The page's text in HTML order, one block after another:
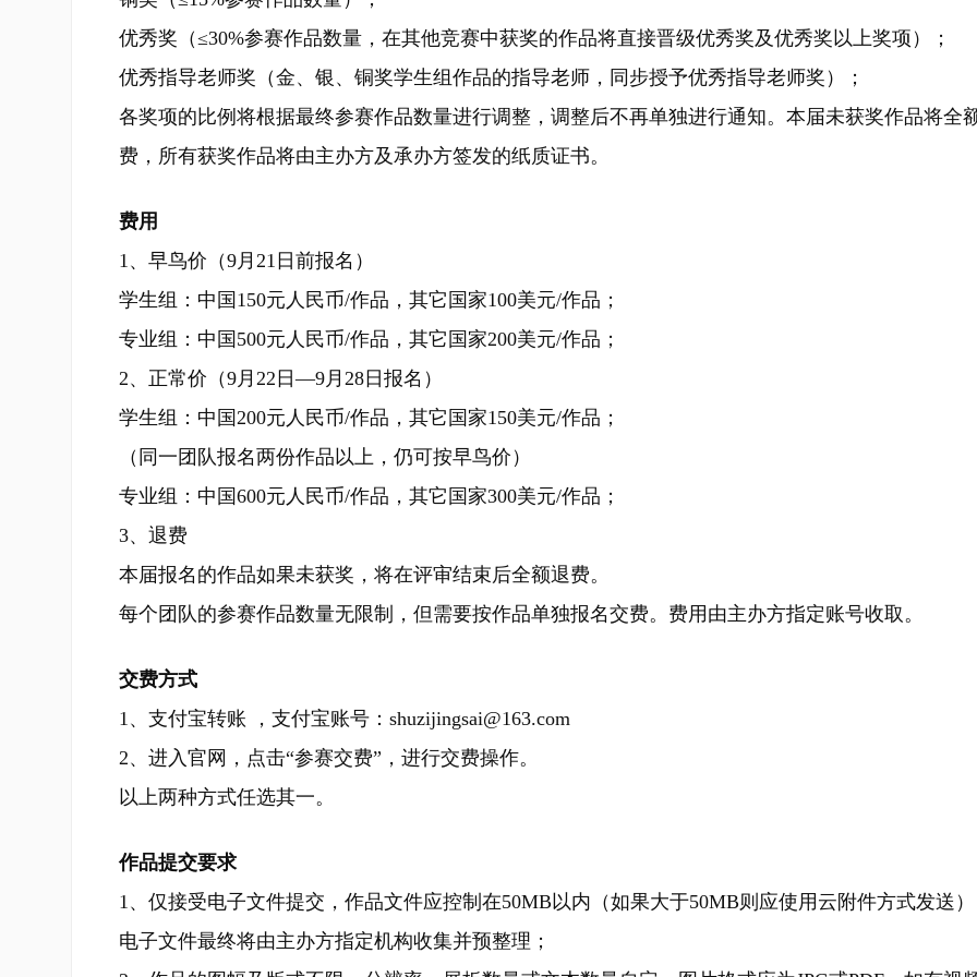
优秀奖（≤30%参赛作品数量，在其他竞赛中获奖的作品将直接晋级优秀奖及优秀奖以上奖项）；
优秀指导老师奖（金、银、铜奖学生组作品的指导老师，同步授予优秀指导老师奖）；
各奖项的比例将根据最终参赛作品数量进行调整，调整后不再单独进行通知。本届未获奖作品将全
费，所有获奖作品将由主办方及承办方签发的纸质证书。
费用
1、早鸟价（9月21日前报名）
学生组：中国150元人民币/作品，其它国家100美元/作品；
专业组：中国500元人民币/作品，其它国家200美元/作品；
2、正常价（9月22日—9月28日报名）
学生组：中国200元人民币/作品，其它国家150美元/作品；
（同一团队报名两份作品以上，仍可按早鸟价）
专业组：中国600元人民币/作品，其它国家300美元/作品；
3、退费
本届报名的作品如果未获奖，将在评审结束后全额退费。
每个团队的参赛作品数量无限制，但需要按作品单独报名交费。费用由主办方指定账号收取。
交费方式
1、支付宝转账 ，支付宝账号：shuzijingsai@163.com
2、进入官网，点击“参赛交费”，进行交费操作。
以上两种方式任选其一。
作品提交要求
1、仅接受电子文件提交，作品文件应控制在50MB以内（如果大于50MB则应使用云附件方式发送
电子文件最终将由主办方指定机构收集并预整理；